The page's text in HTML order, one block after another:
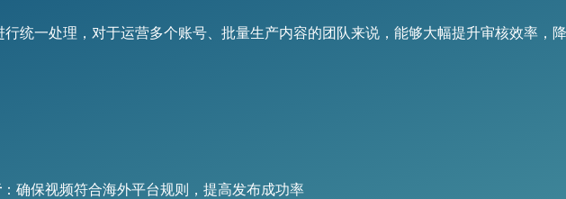
统一处理，对于运营多个账号、批量生产内容的团队来说，能够大幅提升审核效率，
：确保视频符合海外平台规则，提高发布成功率